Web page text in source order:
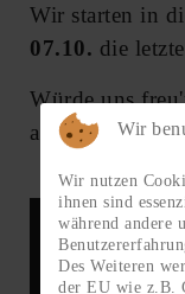
Wir starten in
07.10. die
Würde uns
andere noch
Grutt'n
Wir
Wir nutzen
ihnen sind
während andere
Des Weiteren
der EU wie z.B.